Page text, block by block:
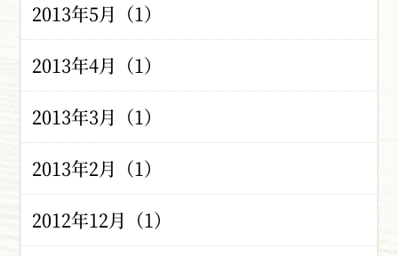
2013年5月（1）
2013年4月（1）
2013年3月（1）
2013年2月（1）
2012年12月（1）